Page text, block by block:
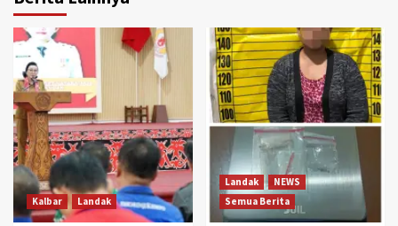
Kalbar Landak
Landak
NEWS
Semua Berita